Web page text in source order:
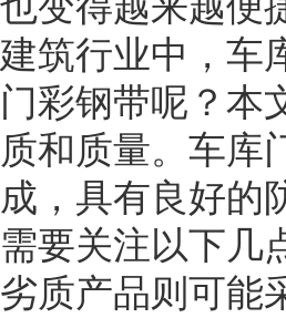
建筑行业中，车
门彩钢带呢？本
质和质量。车库
成，具有良好的
需要关注以下几
劣质产品则可能